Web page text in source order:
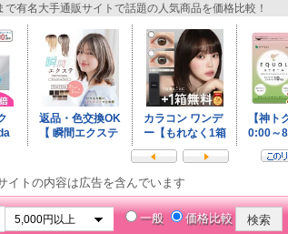
有名大手通販サイトで話題の人気商品を価格比較！
トの内容は広告を含んでいます
一般 価格比較